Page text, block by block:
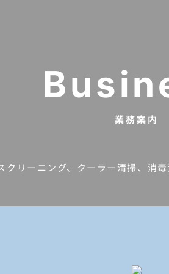
業務案内
クリーニング、クーラー清掃、消